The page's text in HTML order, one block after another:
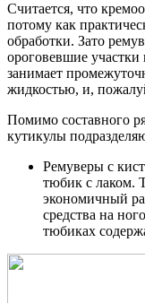
Считается, что
потому как
обработки. Зато
ороговевшие участки
занимает
жидкостью, и,
Помимо составного
кутикулы
Ремуверы с
тюбик с лаком.
экономичный
средства на
тюбиках